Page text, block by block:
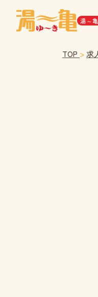
湯～
TOP >求